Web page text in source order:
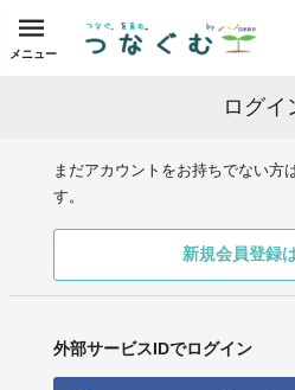
メニュー
ログイ
まだアカウントをお持ちでない方
す。
新規会員登録
外部サービスIDでログイン